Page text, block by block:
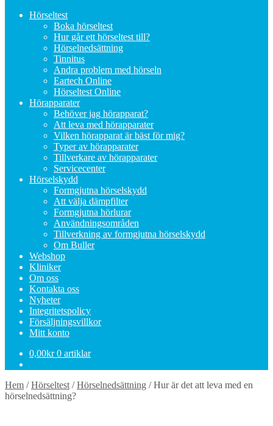
Hörseltest
Boka hörseltest
Hur går ett hörseltest till?
Hörselnedsättning
Tinnitus
Andra problem med hörseln
Eartech Online
Hörseltest Online
Hörapparater
Behöver jag hörapparat?
Att leva med hörapparater
Vilken hörapparat är bäst för mig?
Typer av hörapparater
Tillverkare av hörapparater
Servicecenter
Hörselskydd
Formgjutna hörselskydd
Att välja dämpfilter
Formgjutna hörlurar
Användningsområden
Tillverkning av formgjutna hörselskydd
Om Buller
Webshop
Kliniker
Om oss
Kontakta oss
Nyheter
Integritetspolicy
Försäljningsvillkor
Mitt konto
0,00kr 0 artiklar
Hem /Hörseltest /Hörselnedsättning /Hur är det att leva med en
hörselnedsättning?